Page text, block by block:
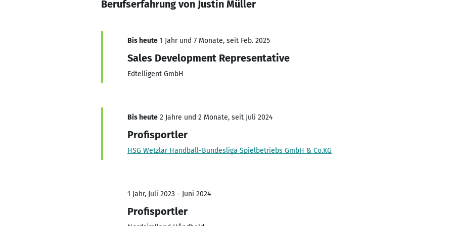
Berufserfahrung von Justin Müller
Bis heute 1 Jahr und 7 Monate, seit Feb. 2025
Sales Development Representative
Edtelligent GmbH
Bis heute 2 Jahre und 2 Monate, seit Juli 2024
Profisportler
HSG Wetzlar Handball-Bundesliga Spielbetriebs GmbH & Co.KG
1 Jahr, Juli 2023 - Juni 2024
Profisportler